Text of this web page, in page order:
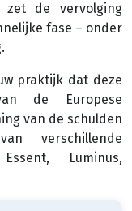
zet de vervolging
fase – onder
praktijk dat deze
de Europese
van de schulden
verschillende
Luminus,